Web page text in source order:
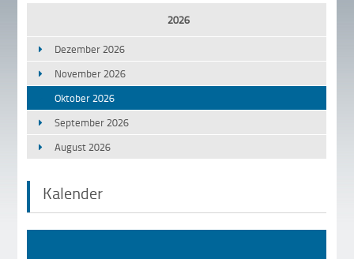
2026
Dezember 2026
November 2026
Oktober 2026
September 2026
August 2026
Kalender